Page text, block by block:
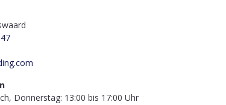
Donnerstag: 13:00 bis 17:00 Uhr